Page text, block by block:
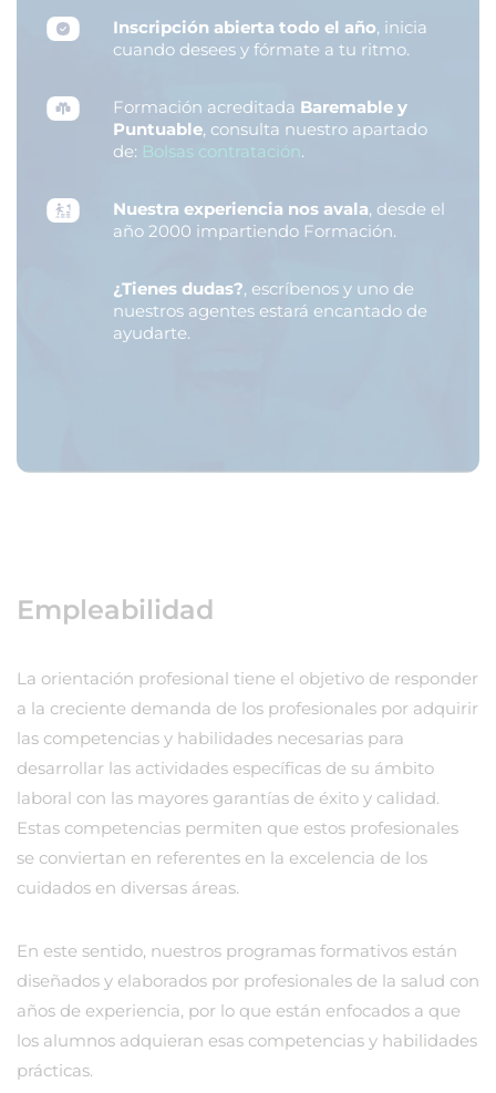
Inscripción abierta todo el año, inicia
cuando desees y fórmate a tu ritmo.
Formación acreditada Baremable y
Puntuable, consulta nuestro apartado
de: Bolsas contratación.
Nuestra experiencia nos avala, desde el
año 2000 impartiendo Formación.
¿Tienes dudas?, escríbenos y uno de
nuestros agentes estará encantado de
ayudarte.
Empleabilidad
La orientación profesional tiene el objetivo de responder
a la creciente demanda de los profesionales por adquirir
las competencias y habilidades necesarias para
desarrollar las actividades específicas de su ámbito
laboral con las mayores garantías de éxito y calidad.
Estas competencias permiten que estos profesionales
se conviertan en referentes en la excelencia de los
cuidados en diversas áreas.
En este sentido, nuestros programas formativos están
diseñados y elaborados por profesionales de la salud con
años de experiencia, por lo que están enfocados a que
los alumnos adquieran esas competencias y habilidades
prácticas.